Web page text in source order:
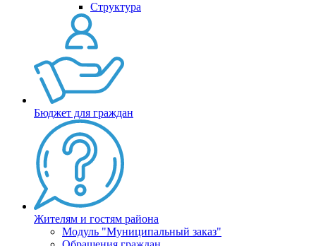
Структура
Бюджет для граждан
Жителям и гостям района
Модуль "Муниципальный заказ"